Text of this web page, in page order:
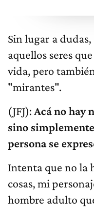
Sin lugar a
aquellos seres
vida, pero
"mirantes".
(JFJ):Acá no hay
sino
persona se
Intenta que no la
cosas, mi
hombre adulto